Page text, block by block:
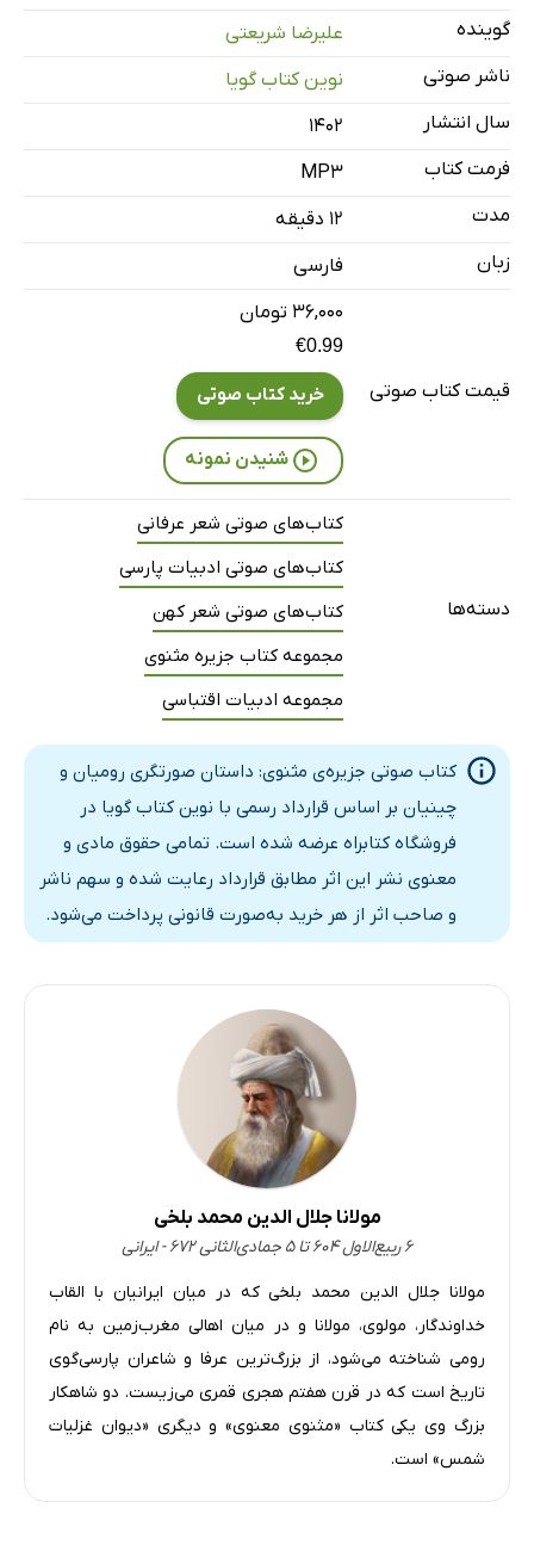
گوینده
علیرضا شریعتی
ناشر صوتی
نوین کتاب گویا
سال انتشار
۱۴۰۲
فرمت کتاب
MP3
مدت
۱۲ دقیقه
زبان
فارسی
قیمت کتاب صوتی
۳۶,۰۰۰ تومان
€0.99
خرید کتاب صوتی
شنیدن نمونه
دسته‌ها
کتاب‌های صوتی شعر عرفانی
کتاب‌های صوتی ادبیات پارسی
کتاب‌های صوتی شعر کهن
مجموعه کتاب جزیره مثنوی
مجموعه ادبیات اقتباسی
کتاب صوتی جزیره‌ی مثنوی: داستان صورتگری رومیان و
چینیان بر اساس قرارداد رسمی با نوین کتاب گویا در
فروشگاه کتابراه عرضه شده است. تمامی حقوق مادی و
معنوی نشر این اثر مطابق قرارداد رعایت شده و سهم ناشر
و صاحب اثر از هر خرید به‌صورت قانونی پرداخت می‌شود.
مولانا جلال الدین محمد بلخی
۶ ربیع‌الاول ۶۰۴ تا ۵ جمادی‌الثانی ۶۷۲ - ایرانی
مولانا جلال‌ الدین محمد بلخی که در میان ایرانیان با القاب
خداوندگار، مولوی، مولانا و در میان اهالی مغرب‌زمین به نام
رومی شناخته می‌شود، از بزرگ‌ترین عرفا و شاعران پارسی‌گوی
تاریخ است که در قرن هفتم هجری قمری می‌زیست. دو شاهکار
بزرگ وی یکی کتاب «مثنوی معنوی» و دیگری «دیوان غزلیات
شمس» است.